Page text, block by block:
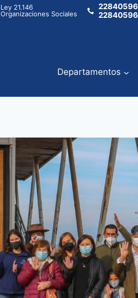
Ley 21.146
Organizaciones Sociales
Departamentos